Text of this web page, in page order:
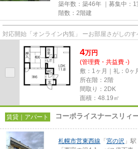
築年数：築46年 ｜募集中： 1
階数：2階建
━━━━━━━━━━━━━━━━━━━━━━━━━━
対応開始「オンライン内覧」 ーお部屋さがしの
4万円
(管理費・共益費 -)
敷：1ヶ月｜礼：0ヶ
所在階：2階
間取り：2DK
面積：48.19㎡
賃貸｜アパート コーポライスナースリィ
札幌市営東西線 「 宮の沢 」